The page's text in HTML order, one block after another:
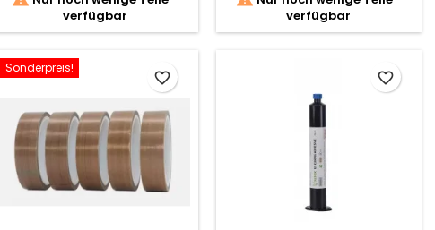
verfügbar
verfügbar
Sonderpreis!
favorite_border favorite_border